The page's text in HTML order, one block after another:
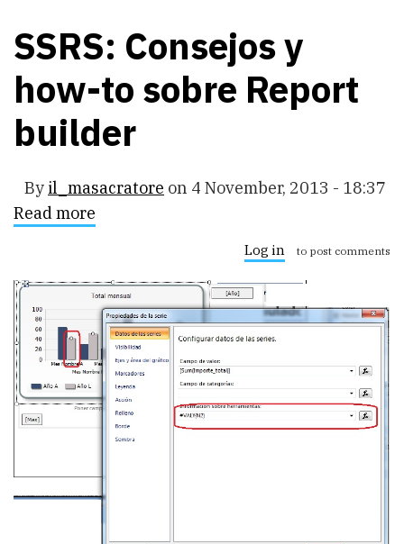
SSRS: Consejos y
how-to sobre Report
builder
Byil_masacratore on 4 November, 2013 - 18:37
Read more
how-
to
sobre
Report
builder
Log in to post comments